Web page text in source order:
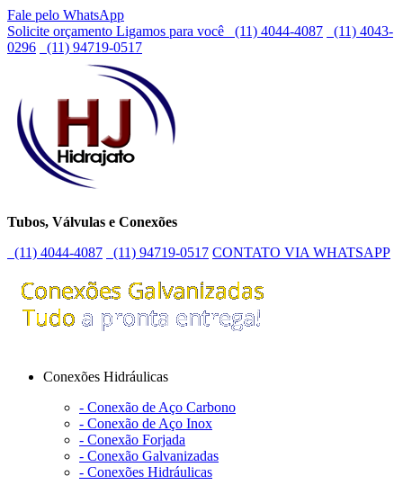
Fale pelo WhatsApp
Solicite orçamento Ligamos para você (11) 4044-4087
(11) 4043-
0296
(11) 94719-0517
Tubos, Válvulas e Conexões
(11) 4044-4087
(11) 94719-0517 CONTATO VIA WHATSAPP
Conexões Hidráulicas
- Conexão de Aço Carbono
- Conexão de Aço Inox
- Conexão Forjada
- Conexão Galvanizadas
- Conexões Hidráulicas